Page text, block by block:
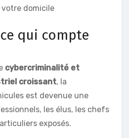
domicile
qui compte
cybercriminalité et
croissant, la
est devenue une
les élus, les chefs
exposés.